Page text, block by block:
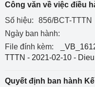
Công văn về việc điều
Số hiệu:
856/BCT-TTTN
Ngày ban hành:
File đính kèm:
TTTN - 2021-02-10 -
Quyết định ban hành